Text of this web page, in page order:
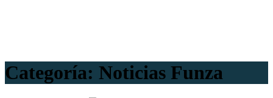
Categoría: Noticias Funza